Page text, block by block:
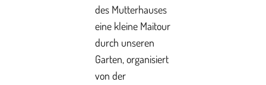
des Mutterhauses
eine kleine Maitour
durch unseren
Garten, organisiert
von der